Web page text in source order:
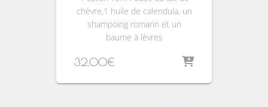
chèvre,1 huile de calendula, un
shampoing romarin et un
baume à lèvres
32,00€